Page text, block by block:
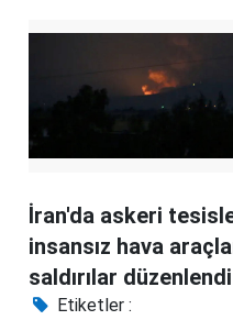
İran'da askeri
insansız hava
saldırılar düzenlendi
Etiketler :